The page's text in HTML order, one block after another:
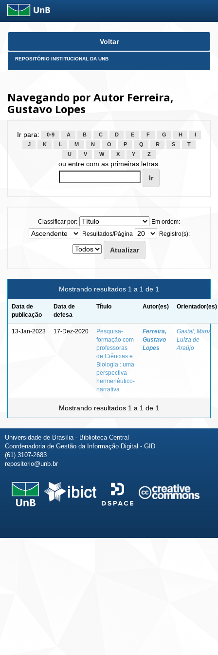
Skip
Voltar
REPOSITÓRIO INSTITUCIONAL DA UNB
Navegando por Autor Ferreira,
Gustavo Lopes
Ir para: 0-9 A B C D E F G H
J
K L M N O P Q R S
T
U
V W X Y Z
ou entre com as primeiras letras:
Classificar por:
Em ordem:
Resultados/Página
Registro(s):
Mostrando resultados 1 a 1 de 1
Data de
publicação
Data de
defesa
Título Autor(es) Orientador(es)
13-Jan-2023 17-Dez-2020
Pesquisa-
formação com
professoras
de Ciências e
Biologia : uma
perspectiva
hermenêutico-
narrativa
Ferreira,
Gustavo
Lopes
Gastal, Maria
Luiza de
Araújo
Mostrando resultados 1 a 1 de 1
Universidade de Brasília - Biblioteca Central
Coordenadoria de Gestão da Informação Digital - GID
(61) 3107-2683
repositorio@unb.br